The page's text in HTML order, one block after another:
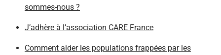
sommes-nous ?
J’adhère à l’association CARE France
Comment aider les populations frappées par les